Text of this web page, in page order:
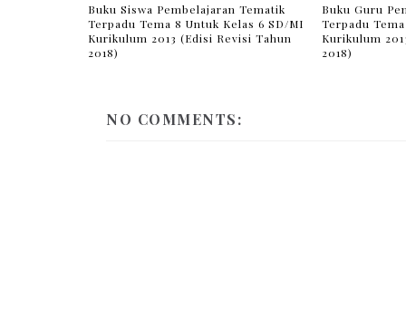
Buku Siswa Pembelajaran Tematik
Terpadu Tema 8 Untuk Kelas 6 SD/MI
Kurikulum 2013 (Edisi Revisi Tahun
2018)
Buku Guru
Terpadu
Kurikulum
2018)
NO COMMENTS: